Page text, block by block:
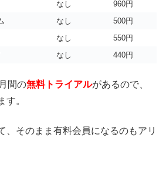
なし
960円
なし
500円
なし
550円
なし 440円
間の無料トライアルがあるので、
す。
、そのまま有料会員になるのもアリ